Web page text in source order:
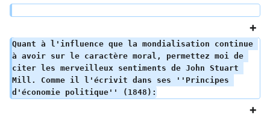
Quant à l'influence que la mondialisation continue
à avoir sur le caractère moral, permettez moi de
citer les merveilleux sentiments de John Stuart
Mill. Comme il l'écrivit dans ses ''Principes
d'économie politique'' (1848):